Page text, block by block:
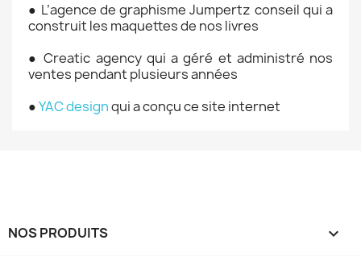
● L’agence de graphisme Jumpertz conseil qui a
construit les maquettes de nos livres
● Creatic agency qui a géré et administré nos
ventes pendant plusieurs années
●YAC designqui a conçu ce site internet
NOS PRODUITS 